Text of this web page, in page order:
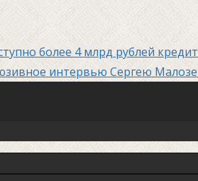
более 4 млрд рублей
интервью Сергею